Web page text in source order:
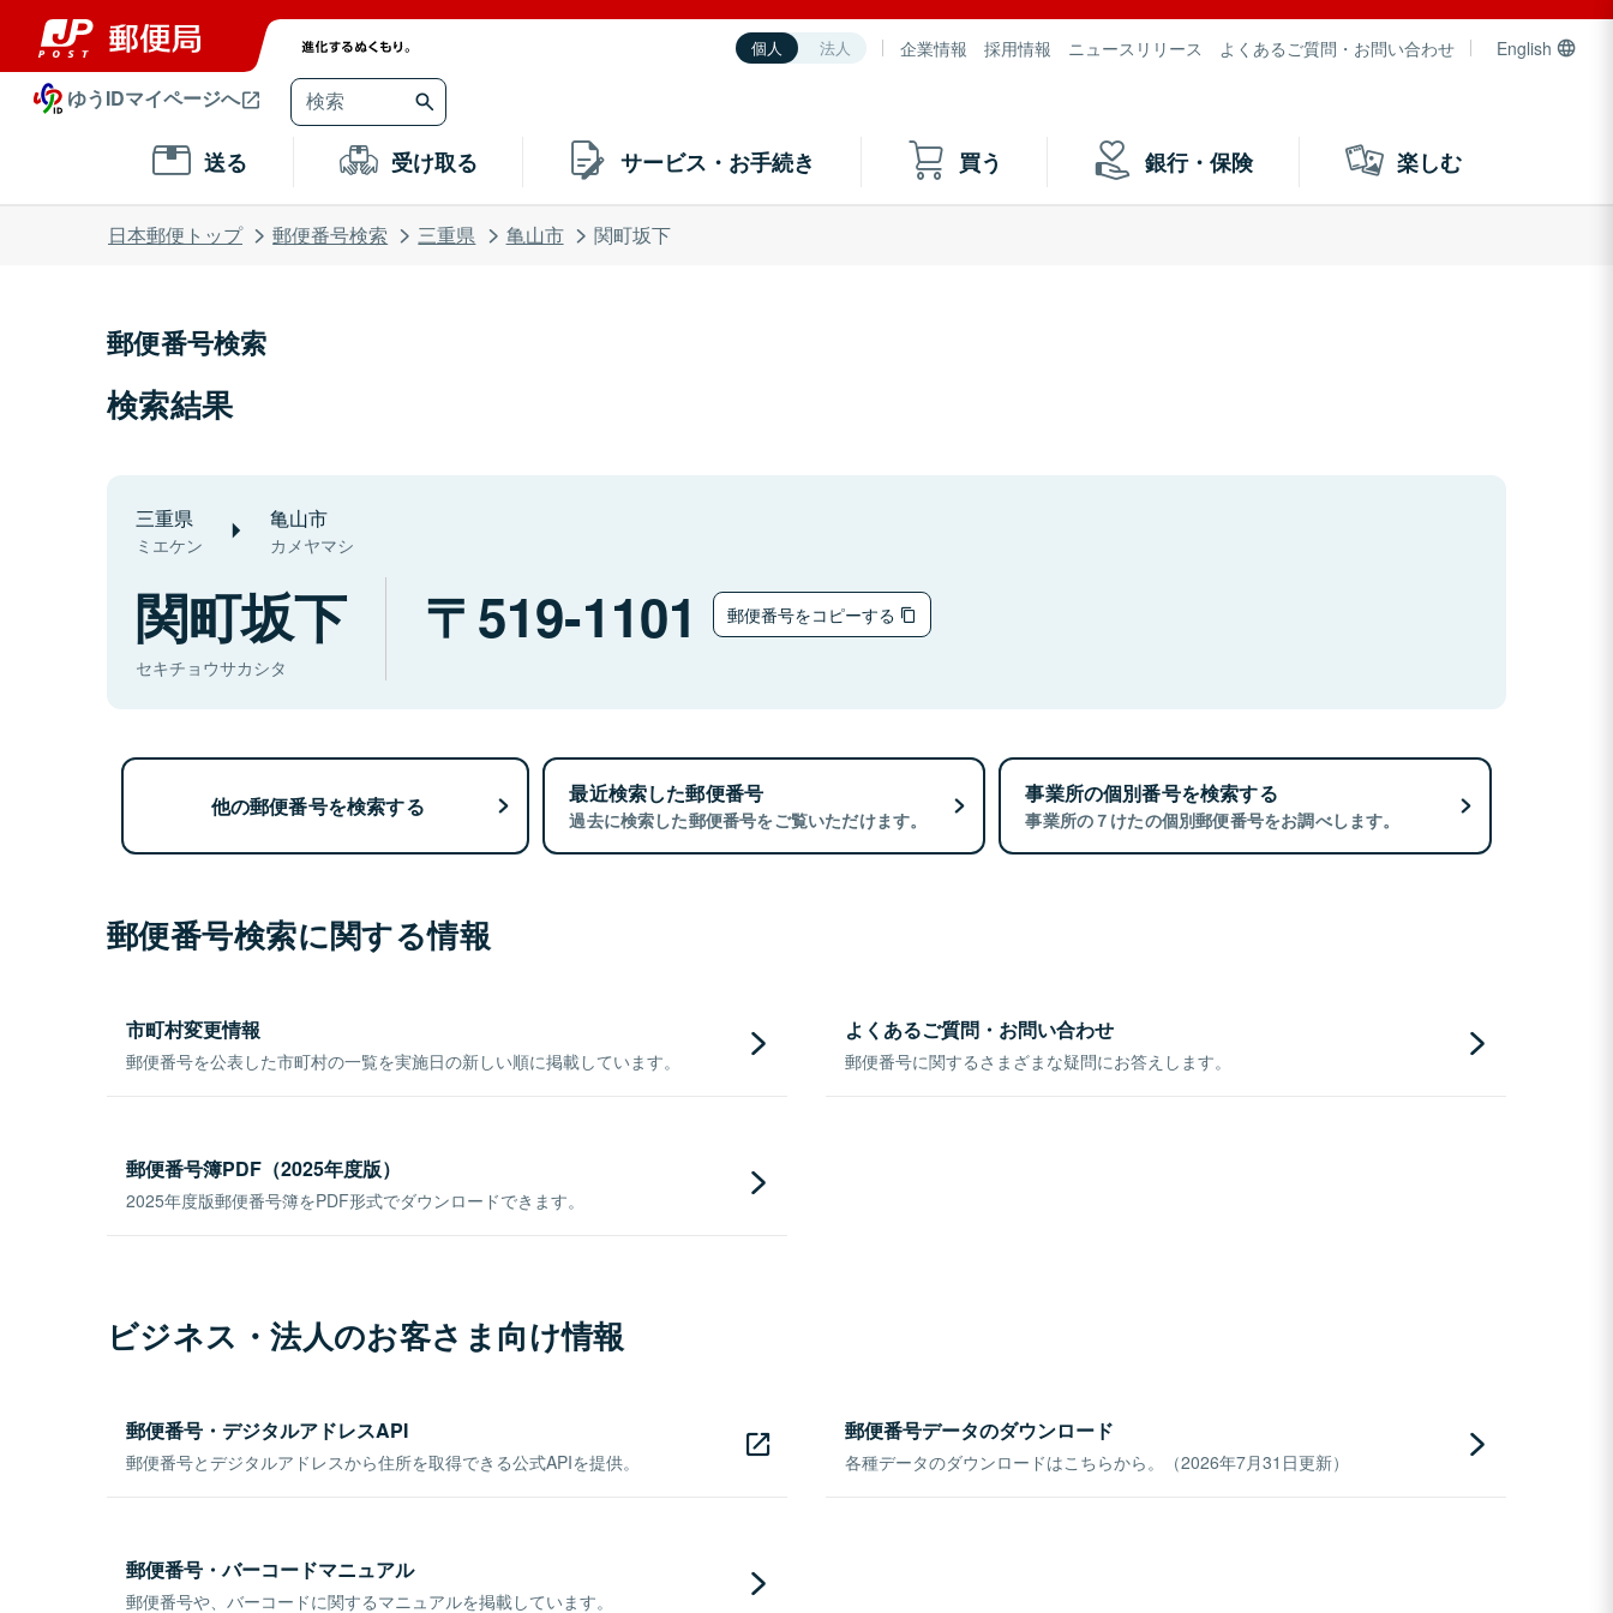
個人 法人 企業情報 採用情報 ニュースリリース よくあるご質問・お問い合わせ English
ゆうIDマイページへ
送る 受け取る サービス・お手続き 買う 銀行・保険 楽しむ
日本郵便トップ 郵便番号検索 三重県 亀山市 関町坂下
郵便番号検索
検索結果
三重県
ミエケン
亀山市
カメヤマシ
関町坂下
セキチョウサカシタ
519-1101 郵便番号をコピーする
他の郵便番号を検索する 最近検索した郵便番号
過去に検索した郵便番号をご覧いただけます。
事業所の個別番号を検索する
事業所の７けたの個別郵便番号をお調べします。
郵便番号検索に関する情報
市町村変更情報
郵便番号を公表した市町村の一覧を実施日の新しい順に掲載しています。
よくあるご質問・お問い合わせ
郵便番号に関するさまざまな疑問にお答えします。
郵便番号簿PDF（2025年度版）
2025年度版郵便番号簿をPDF形式でダウンロードできます。
ビジネス・法人のお客さま向け情報
郵便番号・デジタルアドレスAPI
郵便番号とデジタルアドレスから住所を取得できる公式APIを提供。
郵便番号データのダウンロード
各種データのダウンロードはこちらから。（2026年7月31日更新）
郵便番号・バーコードマニュアル
郵便番号や、バーコードに関するマニュアルを掲載しています。